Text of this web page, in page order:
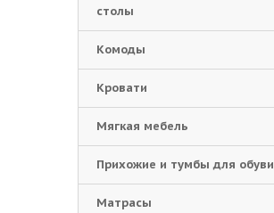
столы
Комоды
Кровати
Мягкая мебель
Прихожие и тумбы для обуви
Матрасы